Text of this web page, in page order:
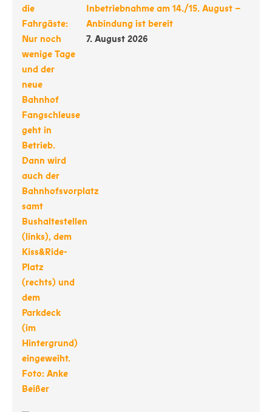
Inbetriebnahme am 14./15. August –
Anbindung ist bereit
7. August 2026